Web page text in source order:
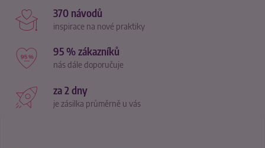
370 návodů
inspirace na nové praktiky
95 % zákazníků
nás dále doporučuje
za 2 dny
je zásilka průměrně u vás